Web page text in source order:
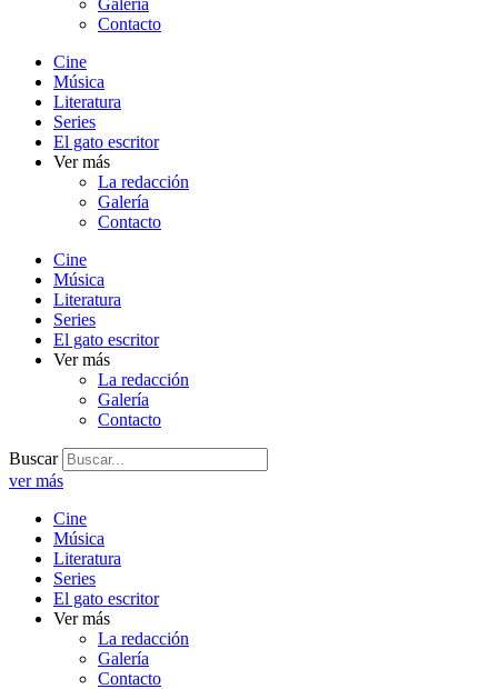
Galería
Contacto
Cine
Música
Literatura
Series
El gato escritor
Ver más
La redacción
Galería
Contacto
Cine
Música
Literatura
Series
El gato escritor
Ver más
La redacción
Galería
Contacto
Buscar
ver más
Cine
Música
Literatura
Series
El gato escritor
Ver más
La redacción
Galería
Contacto